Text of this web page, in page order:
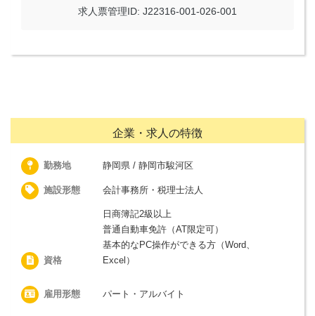
求人票管理ID: J22316-001-026-001
企業・求人の特徴
勤務地 静岡県 / 静岡市駿河区
施設形態 会計事務所・税理士法人
資格
日商簿記2級以上
普通自動車免許（AT限定可）
基本的なPC操作ができる方（Word、
Excel）
雇用形態 パート・アルバイト